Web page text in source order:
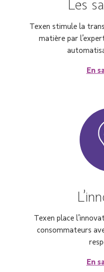
Les
Texen stimule la
matière par
En
Texen place
consommateurs
En